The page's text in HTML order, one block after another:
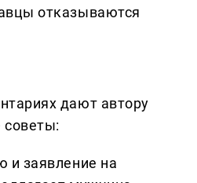
отказываются
дают автору
и заявление на